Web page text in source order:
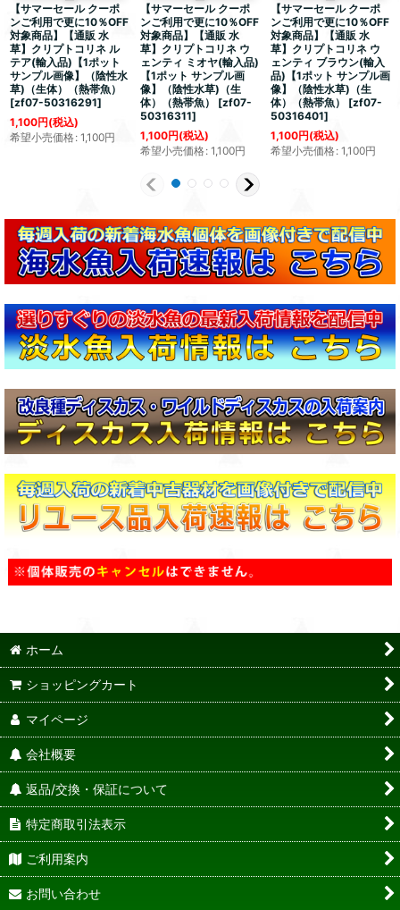
【サマーセール クーポ
ンご利用で更に10％OFF
対象商品】【通販 水
草】クリプトコリネ ル
テア(輸入品)【1ポット
サンプル画像】（陰性水
草)（生体）（熱帯魚）
[zf07-50316291]
1,100円(税込)
希望小売価格: 1,100円
【サマーセール クーポ
ンご利用で更に10％OFF
対象商品】【通販 水
草】クリプトコリネ ウ
ェンティ ミオヤ(輸入品)
【1ポット サンプル画
像】（陰性水草)（生
体）（熱帯魚）
[zf07-
50316311]
1,100円(税込)
希望小売価格: 1,100円
【サマーセール クーポ
ンご利用で更に10％OFF
対象商品】【通販 水
草】クリプトコリネ ウ
ェンティ ブラウン(輸入
品)【1ポット サンプル画
像】（陰性水草)（生
体）（熱帯魚）
[zf07-
50316401]
1,100円(税込)
希望小売価格: 1,100円
ホーム
ショッピングカート
マイページ
会社概要
返品/交換・保証について
特定商取引法表示
ご利用案内
お問い合わせ